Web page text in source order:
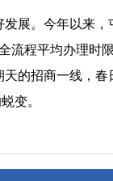
。今年以来，
流程平均办理时
招商一线，春
变。